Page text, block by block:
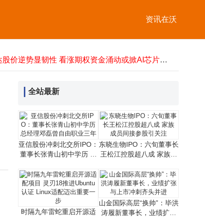
资讯在沃
资本市场“第四极”花落谁家？杭州苏州竞逐，谁将笑傲江湖？
英伟达股价逆势显韧性 看涨期权资金涌动或掀AI芯片新行情
沧州餐馆本地AI推广如何选？铂艺网络二十年深耕，定制方案助商家稳定获客
全站最新
亚信股份冲刺北交所IPO：
董事长张青山初中学历 总
东晓生物IPO：六旬董事长
王松江控股超八成 家族成
时隔九年雷蛇重启开源适
山金国际高层“换帅”：毕洪
涛履新董事长，业绩扩张